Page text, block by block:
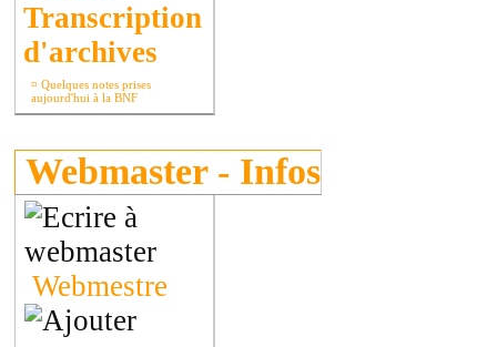
Transcription
d'archives
¤ Quelques notes prises
aujourd'hui à la BNF
Webmaster - Infos
Webmestre